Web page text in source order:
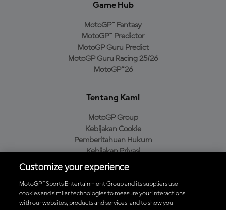
Game Hub
MotoGP™ Fantasy
MotoGP™ Predictor
MotoGP Guru Predict
MotoGP Guru Racing 25/26
MotoGP™26
Tentang Kami
MotoGP Group
Kebijakan Cookie
Pemberitahuan Hukum
Kebijakan Privasi
Kebijakan Pembelian
Unduh Aplikasi Resmi MotoGP™
Customize your experience
MotoGP™ Sports Entertainment Group and its suppliers use
cookies and similar technologies to measure your interactions
with our websites, products and services, and to show you